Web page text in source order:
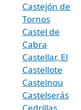
Castejón de
Tornos
Castel de
Cabra
Castellar, El
Castellote
Castelnou
Castelserás
Cedrillas